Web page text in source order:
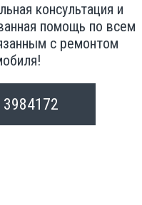
консультация и
помощь по всем
с ремонтом